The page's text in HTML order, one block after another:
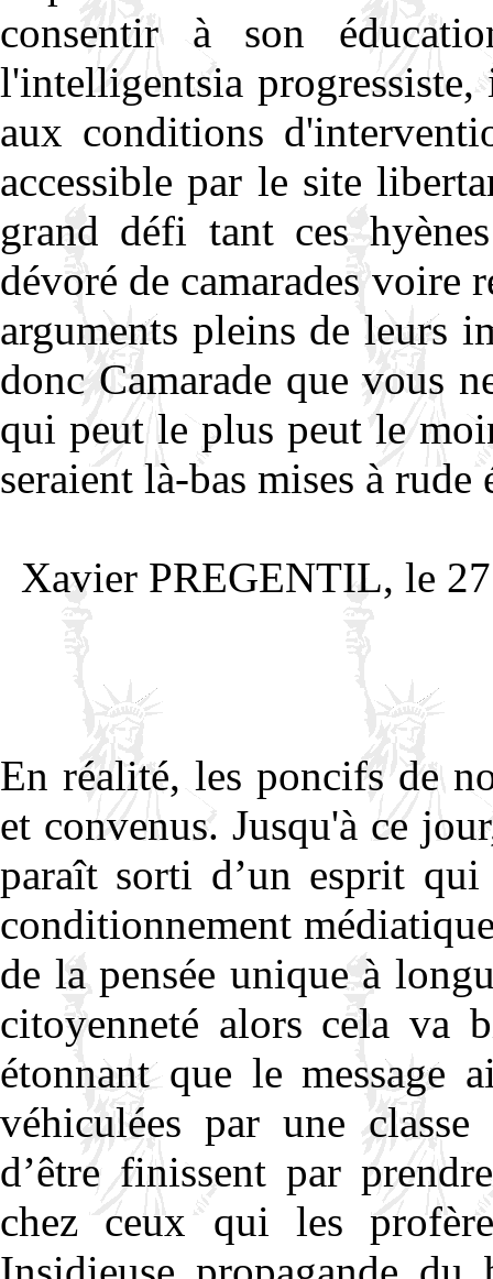
consentir à son
l'intelligentsia
aux conditions
accessible par le site
grand défi tant ces
dévoré de camarades voire
arguments pleins de leurs
donc Camarade que vous
qui peut le plus peut le
seraient là-bas mises à rude
Xavier PREGENTIL, le
En réalité, les poncifs de
et convenus. Jusqu'à ce
paraît sorti d’un esprit
conditionnement
de la pensée unique à
citoyenneté alors cela
étonnant que le message
véhiculées par une
d’être finissent par
chez ceux qui les